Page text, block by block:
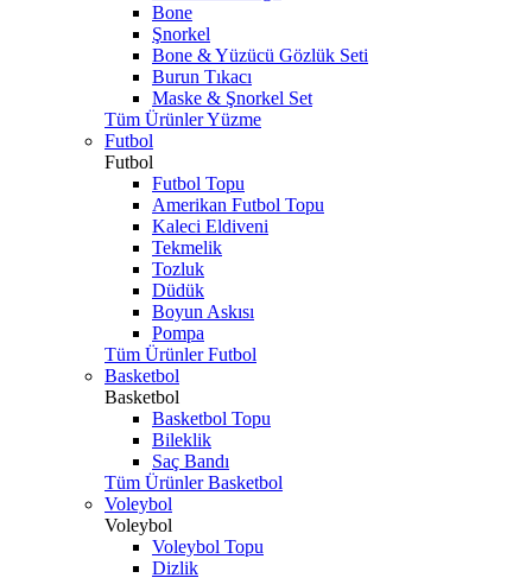
Bone
Şnorkel
Bone & Yüzücü Gözlük Seti
Burun Tıkacı
Maske & Şnorkel Set
Tüm Ürünler Yüzme
Futbol
Futbol
Futbol Topu
Amerikan Futbol Topu
Kaleci Eldiveni
Tekmelik
Tozluk
Düdük
Boyun Askısı
Pompa
Tüm Ürünler Futbol
Basketbol
Basketbol
Basketbol Topu
Bileklik
Saç Bandı
Tüm Ürünler Basketbol
Voleybol
Voleybol
Voleybol Topu
Dizlik